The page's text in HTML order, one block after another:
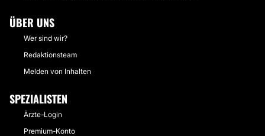
ÜBER UNS
Wer sind wir?
Redaktionsteam
Melden von Inhalten
SPEZIALISTEN
Ärzte-Login
Premium-Konto